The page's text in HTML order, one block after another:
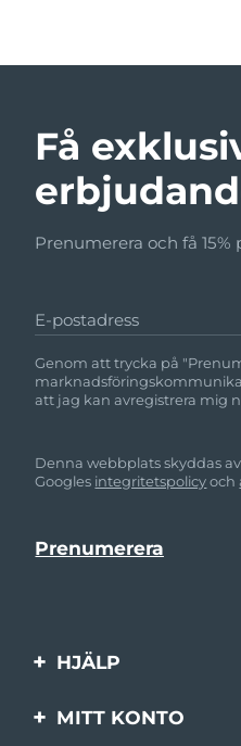
Få
Prenumerera och få
E-postadress
Genom att trycka på
att jag kan avregistrera mig
Denna webbplats skyddas
Googles integritetspolicyoch
HJÄLP
Kontakta oss
MITT KONTO